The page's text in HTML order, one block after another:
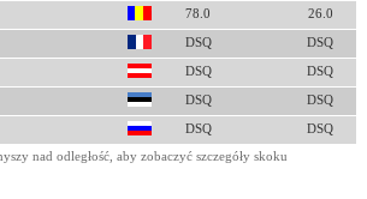
78.0 26.0
DSQ DSQ
DSQ DSQ
DSQ DSQ
DSQ DSQ
nad odległość, aby zobaczyć szczegóły skoku